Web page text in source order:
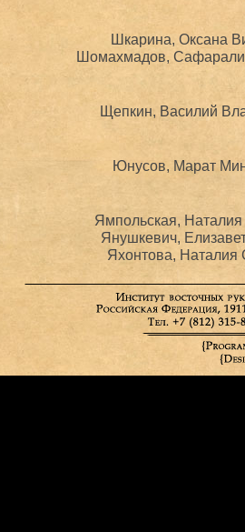
Шкарина, Оксана
Шомахмадов, Сафарали
Щепкин, Василий
Юнусов, Марат
Ямпольская,
Янушкевич,
Яхонтова, Наталия